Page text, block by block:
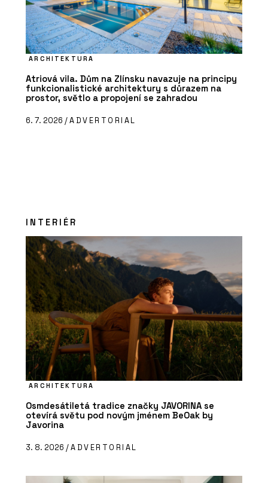
ARCHITEKTURA
Atriová vila. Dům na Zlínsku navazuje na principy
funkcionalistické architektury s důrazem na
prostor, světlo a propojení se zahradou
6. 7. 2026 /ADVERTORIAL
INTERIÉR
ARCHITEKTURA
Osmdesátiletá tradice značky JAVORINA se
otevírá světu pod novým jménem BeOak by
Javorina
3. 8. 2026 /ADVERTORIAL